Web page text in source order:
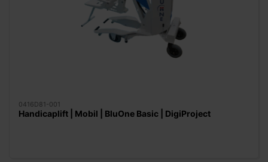
0416D81-001
Handicaplift | Mobil | BluOne Basic | DigiProject